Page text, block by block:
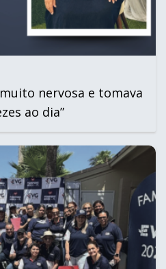
nervosa e tomava
ao dia”